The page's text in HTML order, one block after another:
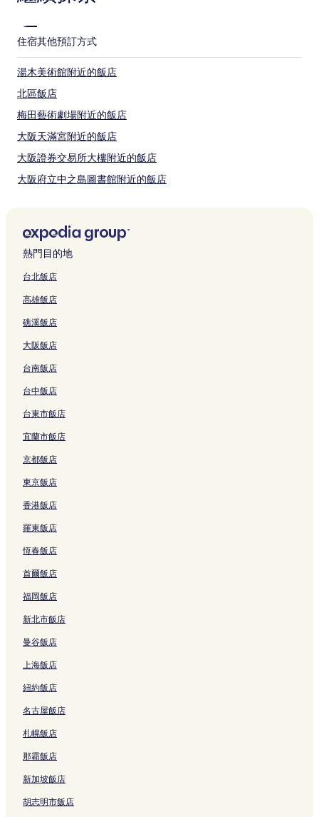
變
能
受
到
其
他
款
制。
住宿其他預訂方式
湯木美術館附近的飯店
北區飯店
梅田藝術劇場附近的飯店
大阪天滿宮附近的飯店
大阪證券交易所大樓附近的飯店
大阪府立中之島圖書館附近的飯店
大阪車站城附近的飯店
中津站附近的飯店
天神橋筋商店街附近的飯店
大阪梅田站附近的飯店
天滿站附近的飯店
梅田藍天大廈附近的飯店
扇町站附近的飯店
堂山町飯店
阪急三番街附近的飯店
浪花町飯店
新福島站附近的飯店
大阪 LUCUA附近的飯店
大阪梅田站附近的飯店
西中島南方站附近的飯店
大阪兒童樂園附近的飯店
寶可夢中心大阪附近的飯店
梅田飯店
中津飯店
大阪站附近的飯店
天滿飯店
熱門目的地
台北飯店
高雄飯店
礁溪飯店
大阪飯店
台南飯店
台中飯店
台東市飯店
宜蘭市飯店
京都飯店
東京飯店
香港飯店
羅東飯店
恆春飯店
首爾飯店
福岡飯店
新北市飯店
曼谷飯店
上海飯店
紐約飯店
名古屋飯店
札幌飯店
那霸飯店
新加坡飯店
胡志明市飯店